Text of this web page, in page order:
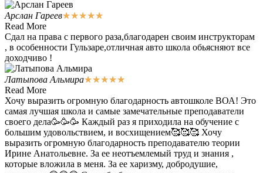
Арслан Гареев★★★★★
Read More
Сдал на права с первого раза,благодарен своим инструкторам
, в особенности Гульзаре,отличная авто школа обьясняют все
доходчиво !
Латыпова Альмира★★★★★
Read More
Хочу выразить огромную благодарность автошколе ВОА! Это
самая лучшая школа и самые замечательные преподаватели
своего дела🥳🥳🥳 Каждый раз я приходила на обучение с
большим удовольствием, и восхищением🥰🥰🥰 Хочу
выразить огромную благодарность преподавателю теории
Ирине Анатольевне. За ее неотъемлемый труд и знания ,
которые вложила в меня. За ее харизму, добродушие,